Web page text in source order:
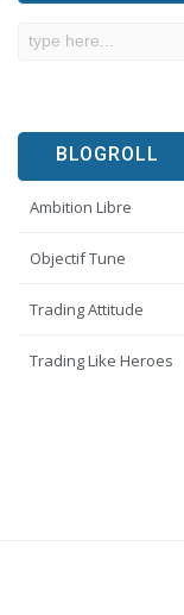
BLOGROLL
Ambition Libre
Objectif Tune
Trading Attitude
Trading Like Heroes